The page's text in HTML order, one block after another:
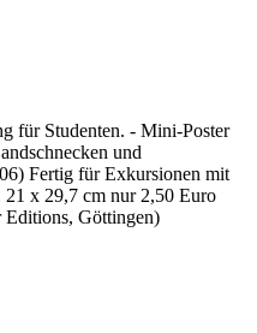
für Studenten. - Mini-Poster
und
Fertig für Exkursionen mit
x 29,7 cm nur 2,50 Euro
Editions, Göttingen)